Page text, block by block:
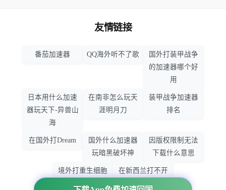
友情链接
番茄加速器 QQ海外听不了歌
国外打装甲战争
的加速器哪个好
用
日本用什么加速
器玩天下-异兽山
海
在南非怎么玩天
涯明月刀
装甲战争加速器
排名
在国外打Dream
国外什么加速器
玩暗黑破坏神
因版权限制无法
下载什么意思
境外打重生细胞
加速器哪个好
在新西兰打不开
大智慧怎么办